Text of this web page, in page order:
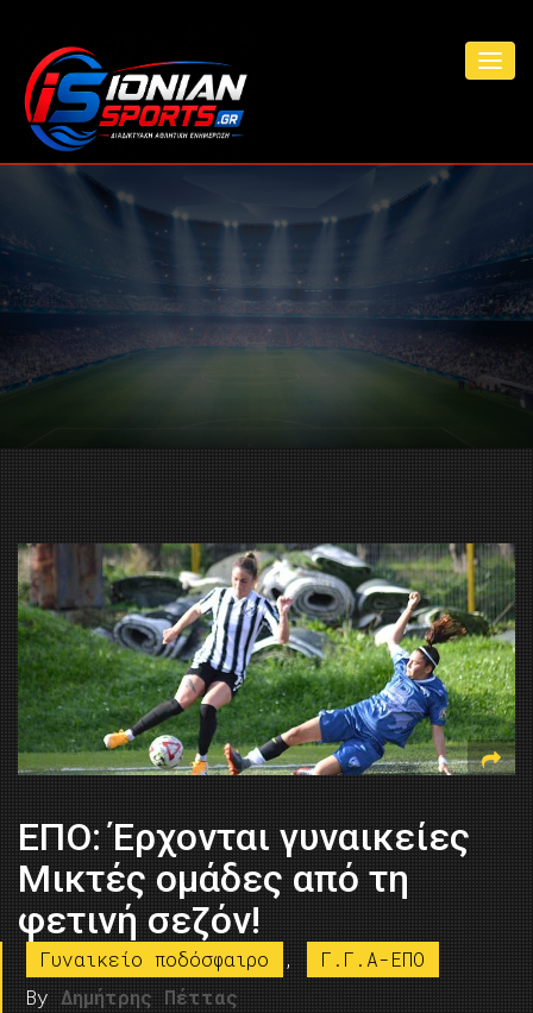
ΕΠΟ: Έρχονται γυναικείες
Μικτές ομάδες από τη
φετινή σεζόν!
Γυναικείο ποδόσφαιρο ,
Γ.Γ.Α-ΕΠΟ
By Δημήτρης Πέττας